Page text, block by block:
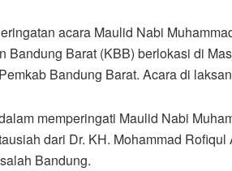
acara Maulid Nabi
Bandung Barat (KBB) berlokasi di
Bandung Barat. Acara di
memperingati Maulid Nabi
dari Dr. KH. Mohammad
Bandung.